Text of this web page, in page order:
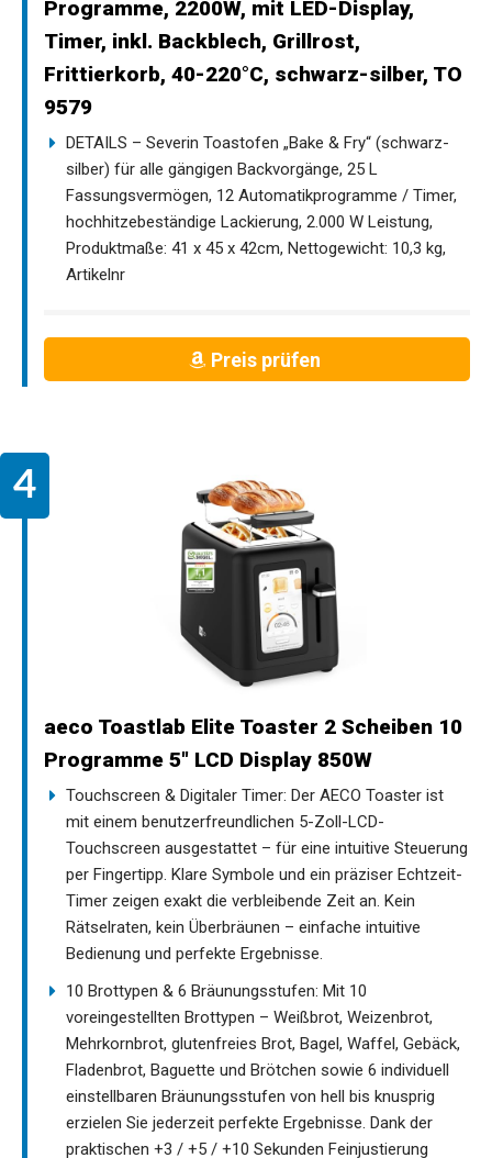
Programme, 2200W, mit LED-Display,
Timer, inkl. Backblech, Grillrost,
Frittierkorb, 40-220°C, schwarz-silber, TO
9579
DETAILS – Severin Toastofen „Bake & Fry“ (schwarz-
silber) für alle gängigen Backvorgänge, 25 L
Fassungsvermögen, 12 Automatikprogramme / Timer,
hochhitzebeständige Lackierung, 2.000 W Leistung,
Produktmaße: 41 x 45 x 42cm, Nettogewicht: 10,3 kg,
Artikelnr
Preis prüfen
aeco Toastlab Elite Toaster 2 Scheiben 10
Programme 5" LCD Display 850W
Touchscreen & Digitaler Timer: Der AECO Toaster ist
mit einem benutzerfreundlichen 5-Zoll-LCD-
Touchscreen ausgestattet – für eine intuitive Steuerung
per Fingertipp. Klare Symbole und ein präziser Echtzeit-
Timer zeigen exakt die verbleibende Zeit an. Kein
Rätselraten, kein Überbräunen – einfache intuitive
Bedienung und perfekte Ergebnisse.
10 Brottypen & 6 Bräunungsstufen: Mit 10
voreingestellten Brottypen – Weißbrot, Weizenbrot,
Mehrkornbrot, glutenfreies Brot, Bagel, Waffel, Gebäck,
Fladenbrot, Baguette und Brötchen sowie 6 individuell
einstellbaren Bräunungsstufen von hell bis knusprig
erzielen Sie jederzeit perfekte Ergebnisse. Dank der
praktischen +3 / +5 / +10 Sekunden Feinjustierung